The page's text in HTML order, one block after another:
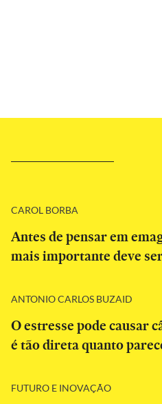
CAROL BORBA
Antes de pensar em
mais importante deve
ANTONIO CARLOS BUZAID
O estresse pode causar
é tão direta quanto
FUTURO E INOVAÇÃO